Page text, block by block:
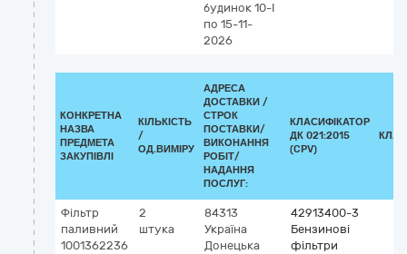
будинок 10-І
по 15-11-
2026
КОНКРЕТНА
НАЗВА
ПРЕДМЕТА
ЗАКУПІВЛІ
КІЛЬКІСТЬ
/
ОД.ВИМІРУ
АДРЕСА
ДОСТАВКИ /
СТРОК
ПОСТАВКИ/
ВИКОНАННЯ
РОБІТ/
НАДАННЯ
ПОСЛУГ:
КЛАСИФІКАТОР
ДК 021:2015
(CPV)
Фільтр
паливний
1001362236
2
штука
84313
Україна
Донецька
42913400-3
Бензинові
фільтри